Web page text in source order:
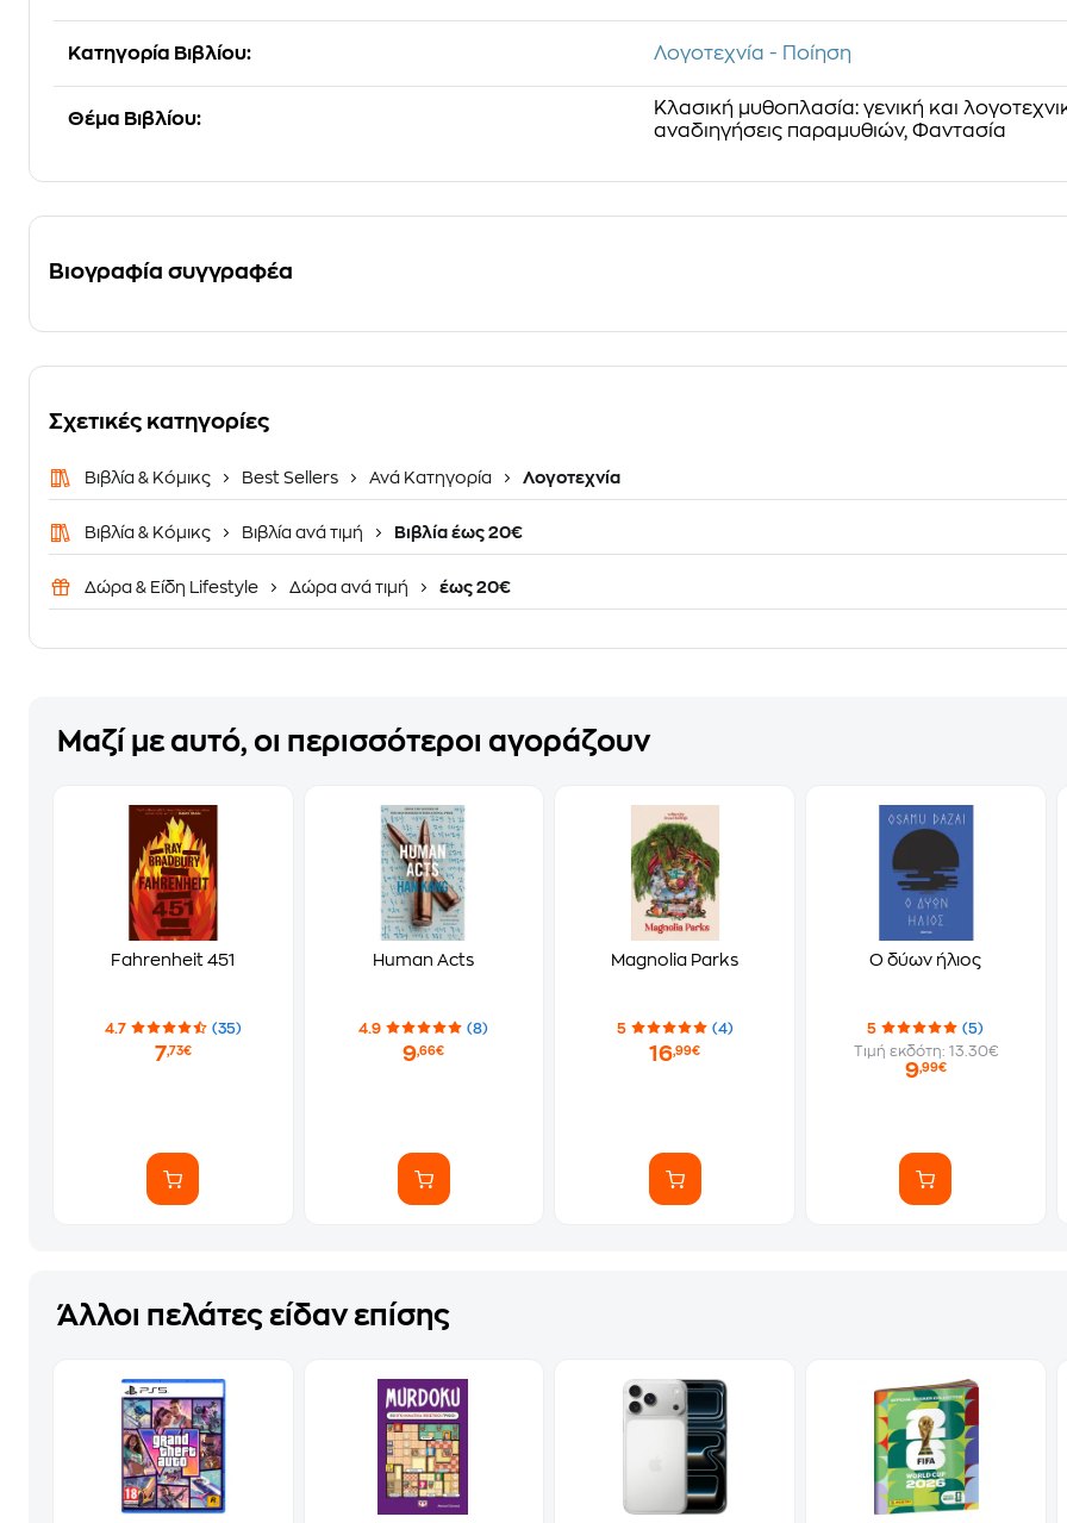
Κατηγορία Βιβλίου: Λογοτεχνία - Ποίηση
Θέμα Βιβλίου:
Κλασική μυθοπλασία: γενική και
αναδιηγήσεις παραμυθιών, Φαντασία
Βιογραφία συγγραφέα
Σχετικές κατηγορίες
Βιβλία & Κόμικς Best Sellers Ανά Κατηγορία Λογοτεχνία
Βιβλία & Κόμικς Βιβλία ανά τιμή Βιβλία έως 20€
Δώρα & Είδη Lifestyle Δώρα ανά τιμή έως 20€
Μαζί με αυτό, οι περισσότεροι αγοράζουν
Fahrenheit 451
4.7 (35)
7,73€
Human Acts
4.9 (8)
9,66€
Magnolia Parks
5 (4)
16,99€
Ο δύων ήλιος
5
(5)
Τιμή εκδότη: 13.30€
9,99€
Άλλοι πελάτες είδαν επίσης